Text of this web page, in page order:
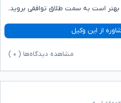
بهتر است به سمت طلاق توافقی بروید.
از این وکیل
مشاهده دیدگاه‌ها ( ۰